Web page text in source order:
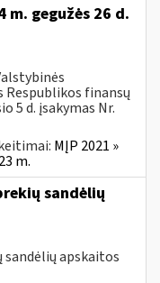
m. gegužės 26 d.
Respublikos finansų
5 d. įsakymas Nr.
MĮP 2021 »
m.
sandėlių
apskaitos